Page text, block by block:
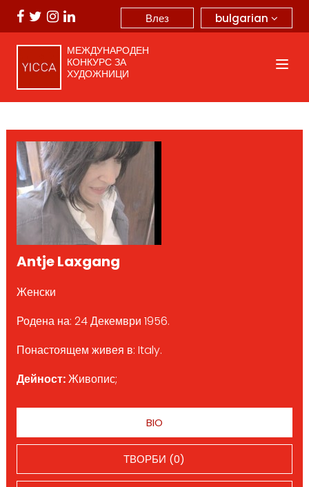
bulgarian
Влез
МЕЖДУНАРОДЕН
КОНКУРС ЗА
ХУДОЖНИЦИ
Antje Laxgang
Женски
Родена на: 24 Декември 1956.
Понастоящем живея в: Italy.
Дейност:Живопис;
BIO
ТВОРБИ (0)